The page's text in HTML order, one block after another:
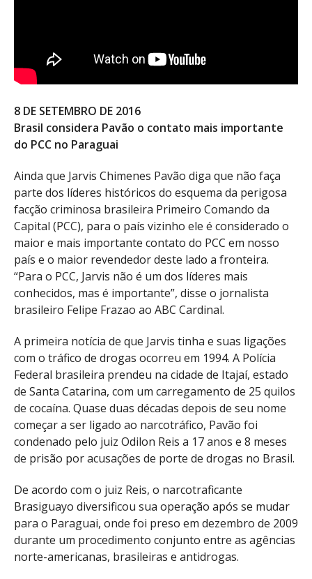
8 DE SETEMBRO DE 2016
Brasil considera Pavão o contato mais importante
do PCC no Paraguai
Ainda que Jarvis Chimenes Pavão diga que não faça
parte dos líderes históricos do esquema da perigosa
facção criminosa brasileira Primeiro Comando da
Capital (PCC), para o país vizinho ele é considerado o
maior e mais importante contato do PCC em nosso
país e o maior revendedor deste lado a fronteira.
“Para o PCC, Jarvis não é um dos líderes mais
conhecidos, mas é importante”, disse o jornalista
brasileiro Felipe Frazao ao ABC Cardinal.
A primeira notícia de que Jarvis tinha e suas ligações
com o tráfico de drogas ocorreu em 1994. A Polícia
Federal brasileira prendeu na cidade de Itajaí, estado
de Santa Catarina, com um carregamento de 25 quilos
de cocaína. Quase duas décadas depois de seu nome
começar a ser ligado ao narcotráfico, Pavão foi
condenado pelo juiz Odilon Reis a 17 anos e 8 meses
de prisão por acusações de porte de drogas no Brasil.
De acordo com o juiz Reis, o narcotraficante
Brasiguayo diversificou sua operação após se mudar
para o Paraguai, onde foi preso em dezembro de 2009
durante um procedimento conjunto entre as agências
norte-americanas, brasileiras e antidrogas.